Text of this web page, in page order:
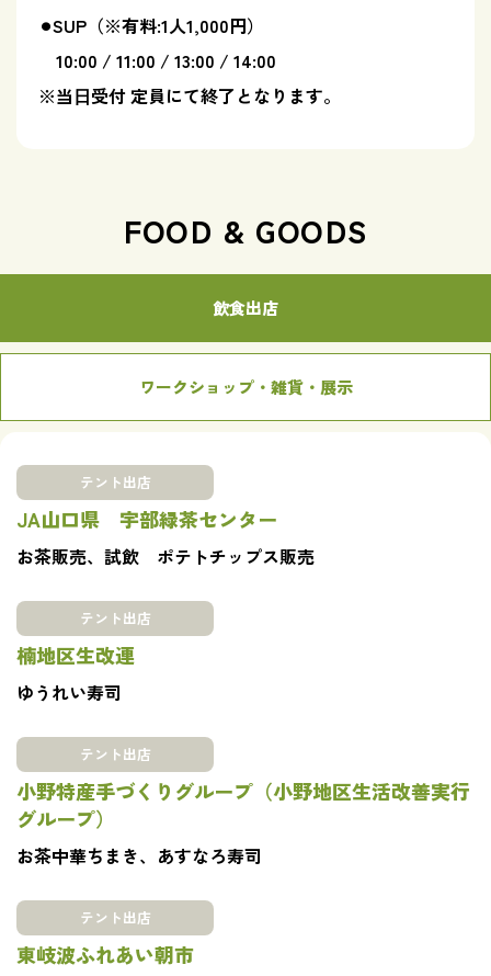
⚫︎SUP（※有料:1人1,000円）
10:00 / 11:00 / 13:00 / 14:00
※当⽇受付 定員にて終了となります。
FOOD & GOODS
飲食出店
ワークショップ・雑貨・展示
テント出店
JA山口県 宇部緑茶センター
お茶販売、試飲 ポテトチップス販売
テント出店
楠地区生改連
ゆうれい寿司
テント出店
小野特産手づくりグループ（小野地区生活改善実行
グループ）
お茶中華ちまき、あすなろ寿司
テント出店
東岐波ふれあい朝市